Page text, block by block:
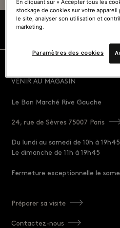
VENIR AU MAGASIN
Le Bon Marché Rive Gauche
24, rue de Sèvres 75007 Paris
Du lundi au samedi de 10h à 19h45
Le dimanche de 11h à 19h45
Fermeture exceptionnelle le
Préparer sa visite
Contactez-nous
En cliquant sur « Accepter tous les
stockage de cookies sur votre
le site, analyser son utilisation et
marketing.
Paramètres des cookies